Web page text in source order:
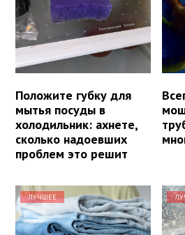
Положите губку для
мытья посуды в
холодильник: ахнете,
сколько надоевших
проблем это решит
ЛУЧШЕЕ